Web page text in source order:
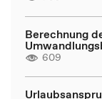
Berechnung
609